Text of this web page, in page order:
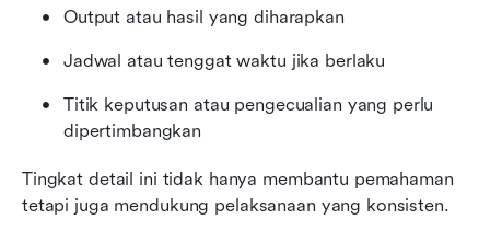
Output atau hasil yang diharapkan
Jadwal atau tenggat waktu jika berlaku
Titik keputusan atau pengecualian yang perlu
dipertimbangkan
Tingkat detail ini tidak hanya membantu pemahaman
tetapi juga mendukung pelaksanaan yang konsisten.